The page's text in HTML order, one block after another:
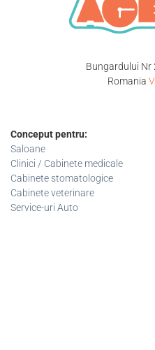
Bungardului Nr
Romania
Conceput pentru:
Saloane
Clinici / Cabinete medicale
Cabinete stomatologice
Cabinete veterinare
Service-uri Auto